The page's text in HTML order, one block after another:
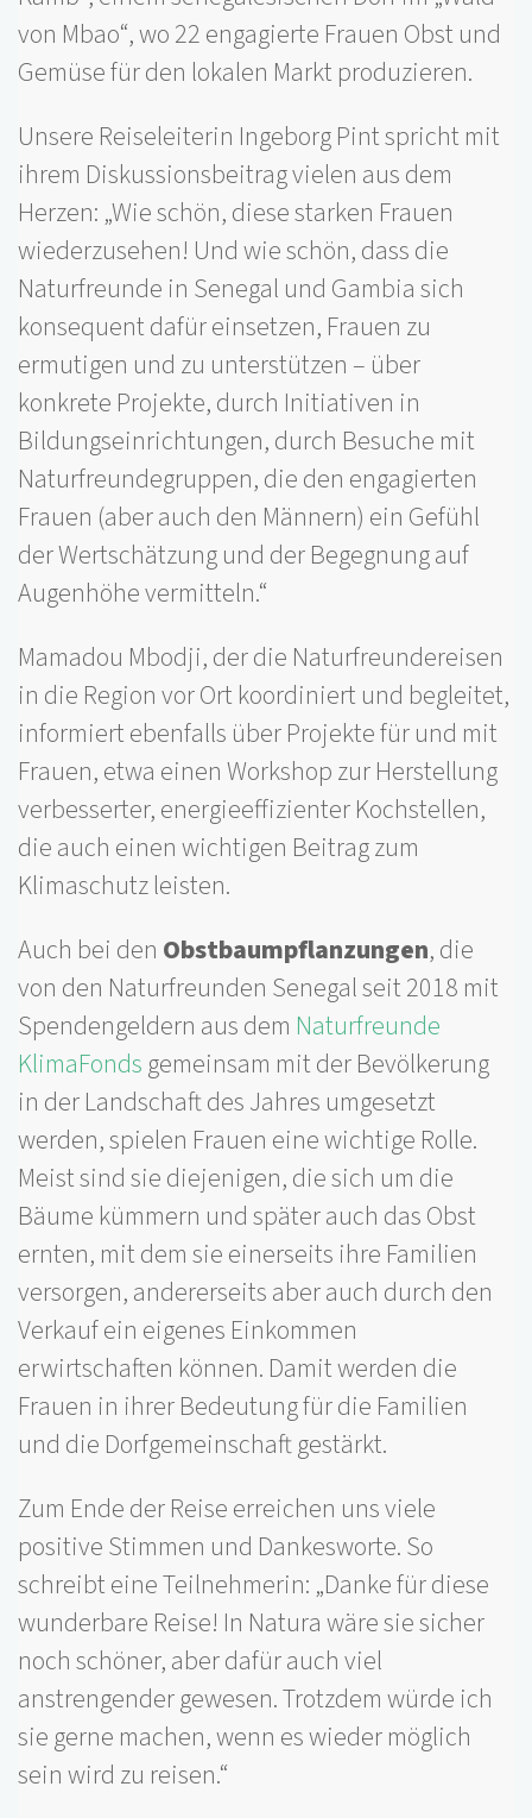
von Mbao“, wo 22 engagierte Frauen Obst und
Gemüse für den lokalen Markt produzieren.
Unsere Reiseleiterin Ingeborg Pint spricht mit
ihrem Diskussionsbeitrag vielen aus dem
Herzen: „Wie schön, diese starken Frauen
wiederzusehen! Und wie schön, dass die
Naturfreunde in Senegal und Gambia sich
konsequent dafür einsetzen, Frauen zu
ermutigen und zu unterstützen – über
konkrete Projekte, durch Initiativen in
Bildungseinrichtungen, durch Besuche mit
Naturfreundegruppen, die den engagierten
Frauen (aber auch den Männern) ein Gefühl
der Wertschätzung und der Begegnung auf
Augenhöhe vermitteln.“
Mamadou Mbodji, der die Naturfreundereisen
in die Region vor Ort koordiniert und begleitet,
informiert ebenfalls über Projekte für und mit
Frauen, etwa einen Workshop zur Herstellung
verbesserter, energieeffizienter Kochstellen,
die auch einen wichtigen Beitrag zum
Klimaschutz leisten.
Auch bei den Obstbaumpflanzungen, die
von den Naturfreunden Senegal seit 2018 mit
Spendengeldern aus dem Naturfreunde
KlimaFondsgemeinsam mit der Bevölkerung
in der Landschaft des Jahres umgesetzt
werden, spielen Frauen eine wichtige Rolle.
Meist sind sie diejenigen, die sich um die
Bäume kümmern und später auch das Obst
ernten, mit dem sie einerseits ihre Familien
versorgen, andererseits aber auch durch den
Verkauf ein eigenes Einkommen
erwirtschaften können. Damit werden die
Frauen in ihrer Bedeutung für die Familien
und die Dorfgemeinschaft gestärkt.
Zum Ende der Reise erreichen uns viele
positive Stimmen und Dankesworte. So
schreibt eine Teilnehmerin: „Danke für diese
wunderbare Reise! In Natura wäre sie sicher
noch schöner, aber dafür auch viel
anstrengender gewesen. Trotzdem würde ich
sie gerne machen, wenn es wieder möglich
sein wird zu reisen.“